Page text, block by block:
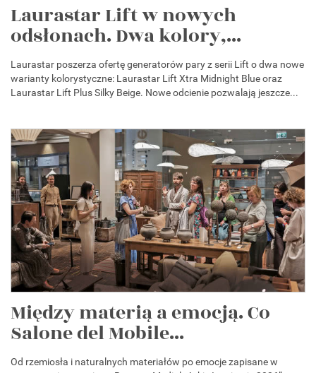
Laurastar Lift w nowych
odsłonach. Dwa kolory,...
Laurastar poszerza ofertę generatorów pary z serii Lift o dwa nowe
warianty kolorystyczne: Laurastar Lift Xtra Midnight Blue oraz
Laurastar Lift Plus Silky Beige. Nowe odcienie pozwalają jeszcze...
Między materią a emocją. Co
Salone del Mobile...
Od rzemiosła i naturalnych materiałów po emocje zapisane w